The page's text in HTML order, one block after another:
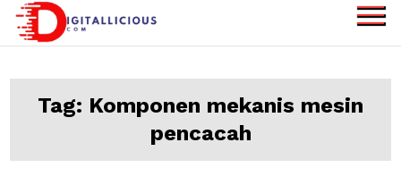
Skip
Information
Tag: Komponen mekanis mesin
pencacah